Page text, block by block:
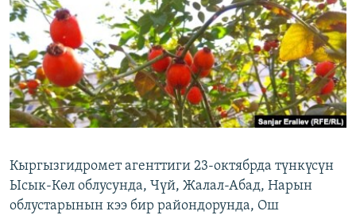
ДАНИСТЕ
ЭЖЕ-СИҢДИЛЕР
АЗАТТЫК+
ЫҢГАЙСЫЗ СУРООЛОР
ОНЛАЙН ШЕРИНЕ
Кыргызгидромет агенттиги 23-октябрда түнкүсүн
Ысык-Көл облусунда, Чүй, Жалал-Абад, Нарын
облустарынын кээ бир райондорунда, Ош